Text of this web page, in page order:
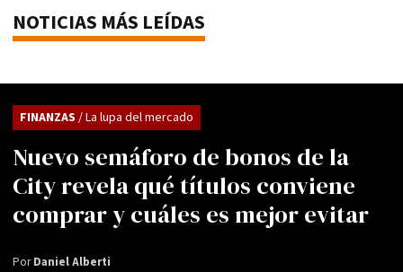
NOTICIAS MÁS LEÍDAS
Nuevo semáforo de bonos de la
City revela qué títulos conviene
comprar y cuáles es mejor evitar
FINANZAS / La lupa del mercado
PorDaniel Alberti